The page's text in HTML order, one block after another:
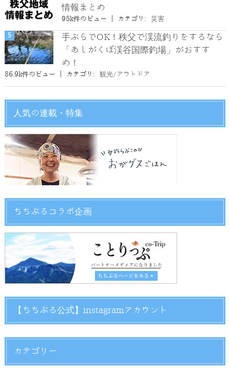
情報まとめ
95k件のビュー カテゴリ: 災害
手ぶらでOK！秩父で渓流釣りをするなら
「あしがくぼ渓谷国際釣場」がおすす
め！
86.9k件のビュー カテゴリ: 観光/アウトドア
人気の連載・特集
ちちぶるコラボ企画
【ちちぶる公式】instagramアカウント
カテゴリー